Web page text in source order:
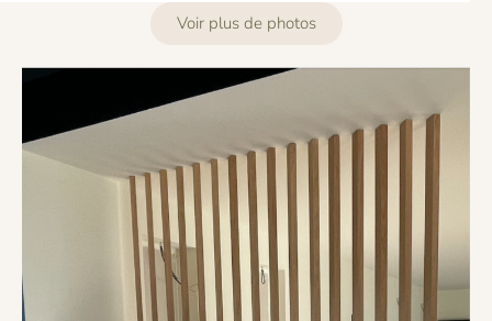
Voir plus de photos